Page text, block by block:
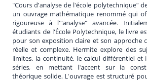
"Cours d'analyse de l'école polytechnique"
un ouvrage mathématique renommé qui
rigoureuse à l'"analyse" avancée.
étudiants de l'École Polytechnique, le livre
pour son exposition claire et son approche
réelle et complexe. Hermite explore des
limites, la continuité, le calcul différentiel et
séries, en mettant l'accent sur la
théorique solide. L'ouvrage est structuré